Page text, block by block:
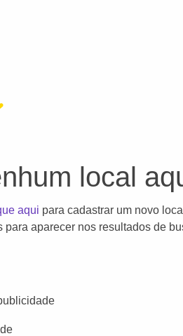
local
aqui para cadastrar um novo
para aparecer nos resultados de